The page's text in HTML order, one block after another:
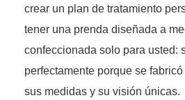
crear un plan de tratamiento
tener una prenda diseñada a
confeccionada solo para usted:
perfectamente porque se
sus medidas y su visión únicas.